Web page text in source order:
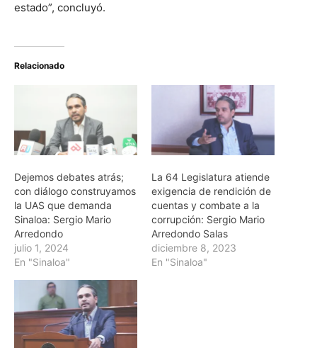
estado”, concluyó.
Relacionado
Dejemos debates atrás;
con diálogo construyamos
la UAS que demanda
Sinaloa: Sergio Mario
Arredondo
julio 1, 2024
En "Sinaloa"
La 64 Legislatura atiende
exigencia de rendición de
cuentas y combate a la
corrupción: Sergio Mario
Arredondo Salas
diciembre 8, 2023
En "Sinaloa"